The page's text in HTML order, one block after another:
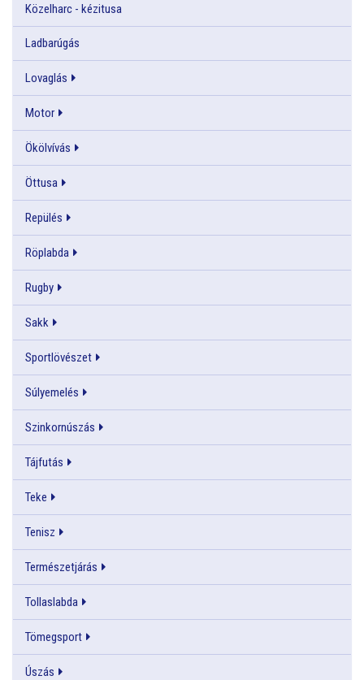
Közelharc - kézitusa
Ladbarúgás
Lovaglás
Motor
Ökölvívás
Öttusa
Repülés
Röplabda
Rugby
Sakk
Sportlövészet
Súlyemelés
Szinkornúszás
Tájfutás
Teke
Tenisz
Természetjárás
Tollaslabda
Tömegsport
Úszás